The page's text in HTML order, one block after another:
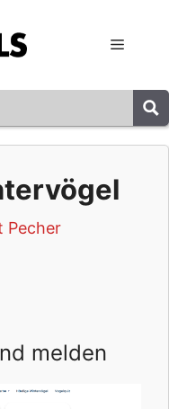
Menü
Pecher
melden